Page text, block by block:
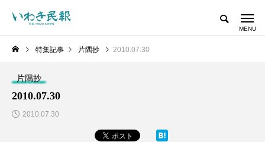
特集記事 片隅抄 2010.07.30
片隅抄
2010.07.30
2010.07.30